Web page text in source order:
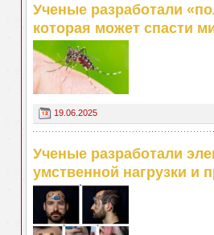
Ученые разработали
которая может спасти
19.06.2025
Ученые разработали
умственной нагрузки и